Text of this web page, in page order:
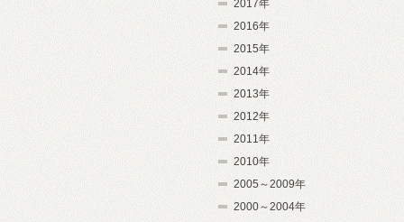
2017年
2016年
2015年
2014年
2013年
2012年
2011年
2010年
2005～2009年
2000～2004年